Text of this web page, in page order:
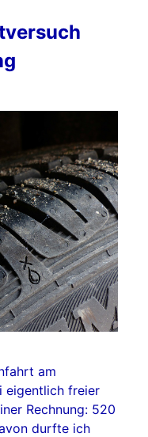
am
eigentlich freier
Rechnung: 520
durfte ich